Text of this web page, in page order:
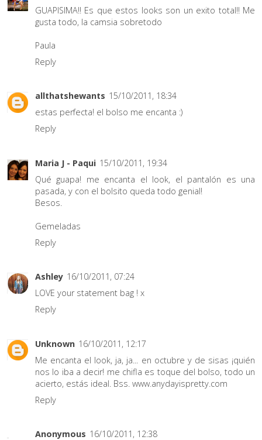
GUAPISIMA!! Es que estos looks son un exito total!! Me
gusta todo, la camsia sobretodo
Paula
Reply
allthatshewants 15/10/2011, 18:34
estas perfecta! el bolso me encanta :)
Reply
Maria J - Paqui 15/10/2011, 19:34
Qué guapa! me encanta el look, el pantalón es una
pasada, y con el bolsito queda todo genial!
Besos.
Gemeladas
Reply
Ashley 16/10/2011, 07:24
LOVE your statement bag ! x
Reply
Unknown 16/10/2011, 12:17
Me encanta el look, ja, ja... en octubre y de sisas ¡quién
nos lo iba a decir! me chifla es toque del bolso, todo un
acierto, estás ideal. Bss. www.anydayispretty.com
Reply
Anonymous 16/10/2011, 12:38